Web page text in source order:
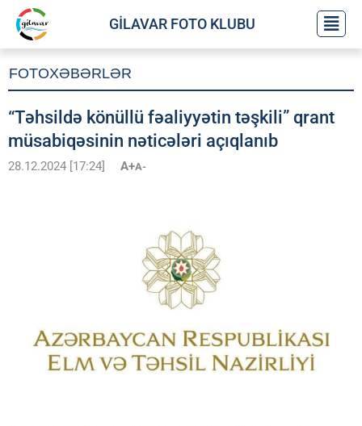
GİLAVAR FOTO KLUBU
FOTOXƏBƏRLƏR
“Təhsildə könüllü fəaliyyətin təşkili” qrant
müsabiqəsinin nəticələri açıqlanıb
28.12.2024 [17:24] A+A-